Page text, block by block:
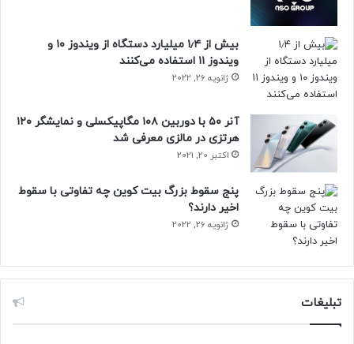
می‌کنند؟
بیش از ۱٫۴ میلیارد دستگاه از ویندوز ۱۰ و
ویندوز ۱۱ استفاده می‌کنند
ژانویه 26, 2022
آنر ۵۰ با دوربین ۱۰۸ مگاپیکسلی و نمایشگر ۱۲۰
هرتزی در مالزی معرفی شد
اکتبر 20, 2021
پنج سقوط بزرگ بیت کوین چه تفاوتی با سقوط
اخیر دارند؟
ژانویه 26, 2022
تبلیغات